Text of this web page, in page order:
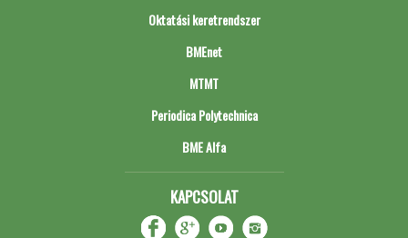
Oktatási keretrendszer
BMEnet
MTMT
Periodica Polytechnica
BME Alfa
KAPCSOLAT